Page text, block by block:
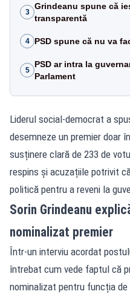
3
Grindeanu spune că
transparentă
4 PSD spune că nu va
5
PSD ar intra la
Parlament
Liderul social-democrat a
desemneze un premier doar
susținere clară de 233 de
respins și acuzațiile potrivit
politică pentru a reveni la
Sorin Grindeanu
nominalizat premier
Într-un interviu acordat
întrebat cum vede faptul că
nominalizat pentru funcția de